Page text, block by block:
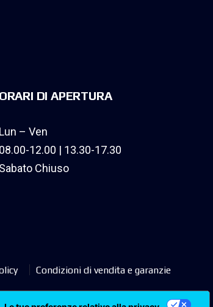
ORARI DI APERTURA
Lun – Ven
08.00-12.00 | 13.30-17.30
Sabato Chiuso
Condizioni di vendita e garanzie